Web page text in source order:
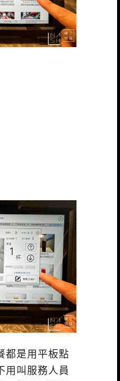
都是用平板點
用叫服務人員